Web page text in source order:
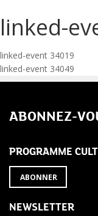
linked-
Navigation
de
l’article
linked-event 34019
linked-event 34049
ABONNEZ-
PROGRAMME
ABONNER
NEWSLETTER